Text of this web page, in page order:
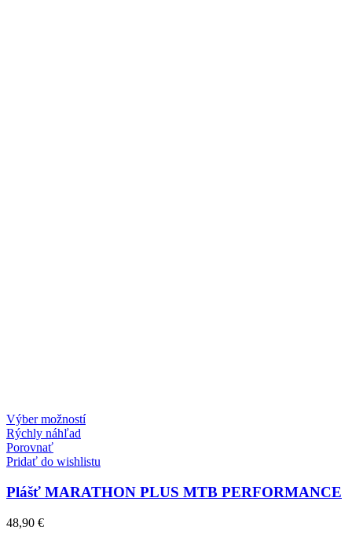
Výber možnostíTento
viacero
Možnosti
si
Rýchly náhľad
Porovnať
Pridať do wishlistu
Plášť MARATHON PLUS MTB PERFORMANCE
48,90 €